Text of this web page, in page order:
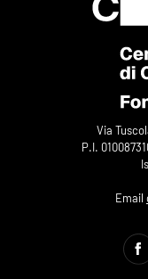
Via
P.I.
Email